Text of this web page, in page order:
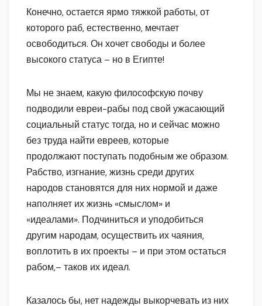
Конечно, остается ярмо тяжкой работы, от
которого раб, естественно, мечтает
освободиться. Он хочет свободы и более
высокого статуса – но в Египте!
Мы не знаем, какую философскую почву
подводили евреи-рабы под свой ужасающий
социальный статус тогда, но и сейчас можно
без труда найти евреев, которые
продолжают поступать подобным же образом.
Рабство, изгнание, жизнь среди других
народов становятся для них нормой и даже
наполняет их жизнь «смыслом» и
«идеалами». Подчиниться и уподобиться
другим народам, осуществить их чаяния,
воплотить в их проекты – и при этом остаться
рабом,– таков их идеал.
Казалось бы, нет надежды выкорчевать из них